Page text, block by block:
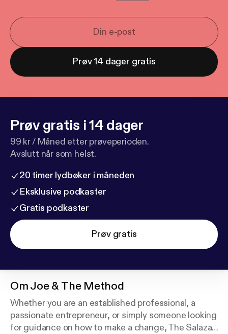
Prøv 14 dager gratis
Prøv gratis i 14 dager
99 kr / Måned etter prøveperioden.
Avslutt når som helst.
20 timer lydbøker i måneden
Eksklusive podkaster
Gratis podkaster
Prøv gratis
OmJoe & The Method
Whether you are an established professional, a
passionate entrepreneur, or simply someone looking
for guidance on how to make a change, The Salazar